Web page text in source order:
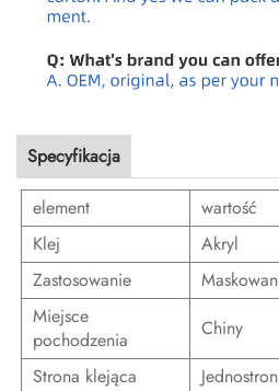
Specyfikacja
element
wartość
Klej
Akryl
Zastosowanie
Miejsce
pochodzenia
Chiny
Strona klejąca